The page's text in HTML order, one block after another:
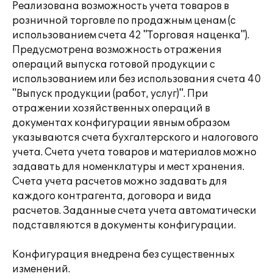
Реализована возможность учета товаров в
розничной торговле по продажным ценам (с
использованием счета 42 "Торговая наценка").
Предусмотрена возможность отражения
операций выпуска готовой продукции с
использованием или без использования счета 40
"Выпуск продукции (работ, услуг)". При
отражении хозяйственных операций в
документах конфигурации явным образом
указываются счета бухгалтерского и налогового
учета. Счета учета товаров и материалов можно
задавать для номенклатуры и мест хранения.
Счета учета расчетов можно задавать для
каждого контрагента, договора и вида
расчетов. Заданные счета учета автоматически
подставляются в документы конфигурации.
Конфигурация внедрена без существенных
изменений.